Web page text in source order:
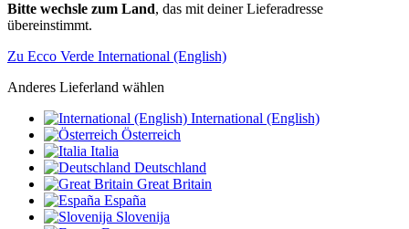
Bitte wechsle zum Land, das mit deiner Lieferadresse
übereinstimmt.
Zu Ecco Verde International (English)
Anderes Lieferland wählen
International (English)
Österreich
Italia
Deutschland
Great Britain
España
Slovenija